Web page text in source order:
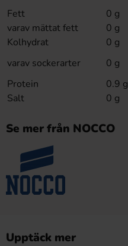
Fett
0 g
varav mättat fett
0 g
Kolhydrat
0 g
varav sockerarter
0 g
Protein
0.9 g
Salt
0 g
Se mer från NOCCO
Upptäck mer